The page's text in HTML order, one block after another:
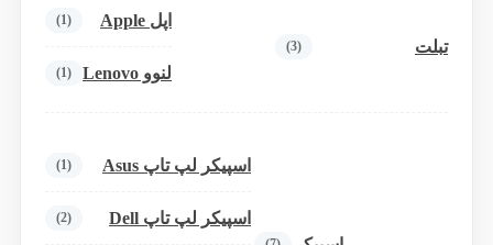
تبلت (3)
اپل Apple (1)
لنوو Lenovo (1)
اسپیکر لپ تاپ Asus (1)
اسپیکر لپ تاپ Dell (2)